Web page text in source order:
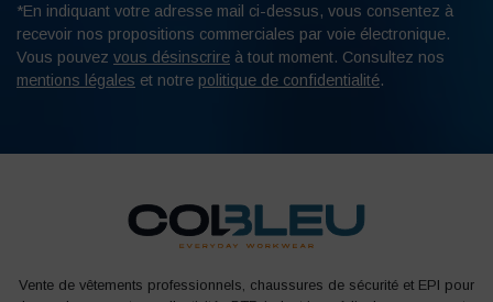
*En indiquant votre adresse mail ci-dessus, vous consentez à
recevoir nos propositions commerciales par voie électronique.
Vous pouvez vous désinscrire à tout moment. Consultez nos
mentions légales et notre politique de confidentialité.
Vente de vêtements professionnels, chaussures de sécurité et EPI pour